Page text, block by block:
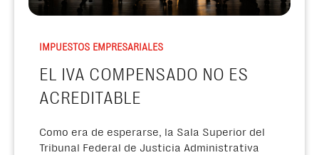
IMPUESTOS EMPRESARIALES
EL IVA COMPENSADO NO ES
ACREDITABLE
Como era de esperarse, la Sala Superior del
Tribunal Federal de Justicia Administrativa